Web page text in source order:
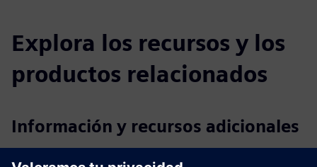
Explora los recursos y los
productos relacionados
Información y recursos adicionales